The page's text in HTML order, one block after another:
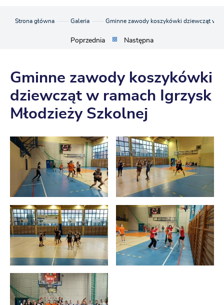
Strona główna Galeria Gminne zawody koszykówki dziewcząt w
Poprzednia Następna
Gminne zawody koszykówki
dziewcząt w ramach Igrzysk
Młodzieży Szkolnej